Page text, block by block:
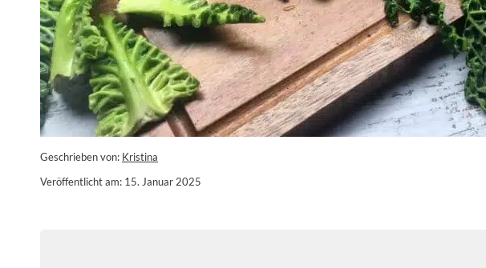
Geschrieben von: Kristina
Veröffentlicht am: 15. Januar 2025